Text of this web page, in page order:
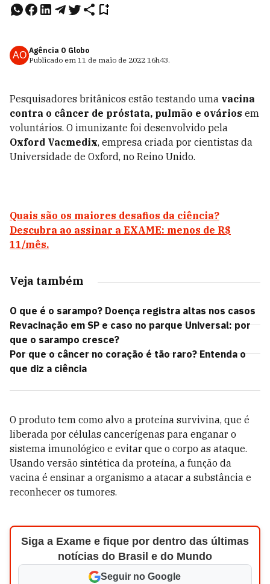
AO Agência O Globo
Publicado em 11 de maio de 2022 16h43.
Pesquisadores britânicos estão testando uma vacina
contra o câncer de próstata, pulmão e ovários em
voluntários. O imunizante foi desenvolvido pela
Oxford Vacmedix, empresa criada por cientistas da
Universidade de Oxford, no Reino Unido.
Quais são os maiores desafios da ciência?
Descubra ao assinar a EXAME: menos de R$
11/mês.
Veja também
O que é o sarampo? Doença registra altas nos casos
Revacinação em SP e caso no parque Universal: por
que o sarampo cresce?
Por que o câncer no coração é tão raro? Entenda o
que diz a ciência
O produto tem como alvo a proteína survivina, que é
liberada por células cancerígenas para enganar o
sistema imunológico e evitar que o corpo as ataque.
Usando versão sintética da proteína, a função da
vacina é ensinar a organismo a atacar a substância e
reconhecer os tumores.
Siga a Exame e fique por dentro das últimas
notícias do Brasil e do Mundo
Seguir no Google